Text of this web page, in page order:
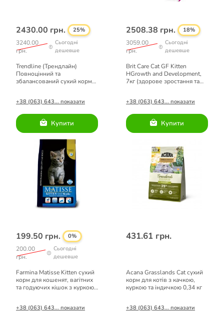
2430.00 грн. 25%
3240.00
грн.
Сьогодні
дешевше
Trendline (Трендлайн)
Повноцінний та
збалансований сухий корм
+38 (063) 643... показати
Купити
2508.38 грн. 18%
3059.00
грн.
Сьогодні
дешевше
Brit Care Cat GF Kitten
HGrowth and Development,
7кг (здорове зростання та
+38 (063) 643... показати
Купити
199.50 грн. 0%
200.00
грн.
Сьогодні
дешевше
Farmina Matisse Kitten сухий
корм для кошенят, вагітних
та годуючих кішок з куркою
+38 (063) 643... показати
431.61 грн.
Acana Grasslands Cat сухий
корм для котів з качкою,
куркою та індичкою 0,34 кг
+38 (063) 643... показати